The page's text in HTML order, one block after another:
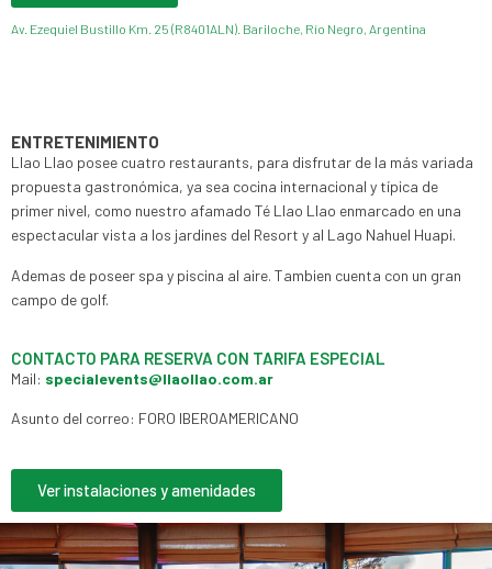
Av. Ezequiel Bustillo Km. 25 (R8401ALN). Bariloche, Río Negro, Argentina
ENTRETENIMIENTO
Llao Llao posee cuatro restaurants, para disfrutar de la más variada
propuesta gastronómica, ya sea cocina internacional y típica de
primer nivel, como nuestro afamado Té Llao Llao enmarcado en una
espectacular vista a los jardines del Resort y al Lago Nahuel Huapi.
Ademas de poseer spa y piscina al aire. Tambien cuenta con un gran
campo de golf.
CONTACTO PARA RESERVA CON TARIFA ESPECIAL
Mail: specialevents@llaollao.com.ar
Asunto del correo: FORO IBEROAMERICANO
Ver instalaciones y amenidades